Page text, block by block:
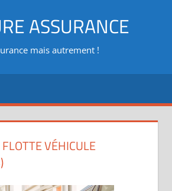
ASSURANCE
mais autrement !
VÉHICULE